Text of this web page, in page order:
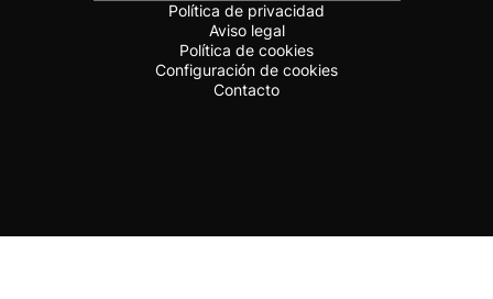
Política de privacidad
Aviso legal
Política de cookies
Configuración de cookies
Contacto